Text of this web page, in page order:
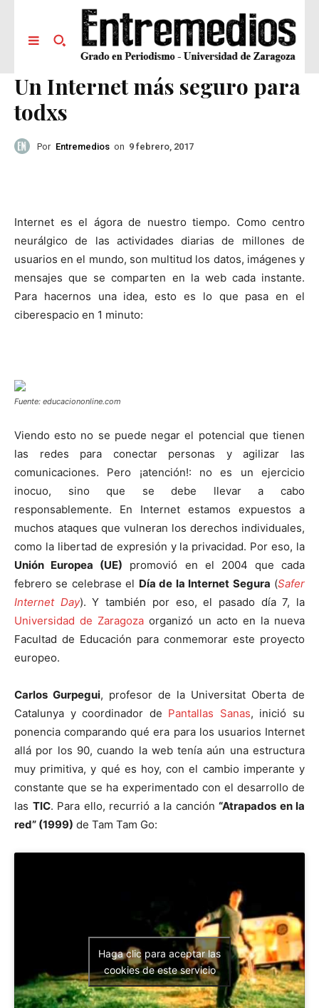
Un Internet más seguro para
todxs
Por Entremedios on 9 febrero, 2017
Internet es el ágora de nuestro tiempo. Como centro
neurálgico de las actividades diarias de millones de
usuarios en el mundo, son multitud los datos, imágenes y
mensajes que se comparten en la web cada instante.
Para hacernos una idea, esto es lo que pasa en el
ciberespacio en 1 minuto:
Fuente: educaciononline.com
Viendo esto no se puede negar el potencial que tienen
las redes para conectar personas y agilizar las
comunicaciones. Pero ¡atención!: no es un ejercicio
inocuo, sino que se debe llevar a cabo
responsablemente. En Internet estamos expuestos a
muchos ataques que vulneran los derechos individuales,
como la libertad de expresión y la privacidad. Por eso, la
Unión Europea (UE) promovió en el 2004 que cada
febrero se celebrase el Día de la Internet Segura (Safer
Internet Day). Y también por eso, el pasado día 7, la
Universidad de Zaragoza organizó un acto en la nueva
Facultad de Educación para conmemorar este proyecto
europeo.
Carlos Gurpegui, profesor de la Universitat Oberta de
Catalunya y coordinador de Pantallas Sanas, inició su
ponencia comparando qué era para los usuarios Internet
allá por los 90, cuando la web tenía aún una estructura
muy primitiva, y qué es hoy, con el cambio imperante y
constante que se ha experimentado con el desarrollo de
las TIC. Para ello, recurrió a la canción “Atrapados en la
red” (1999) de Tam Tam Go:
Haga clic para aceptar las
cookies de este servicio